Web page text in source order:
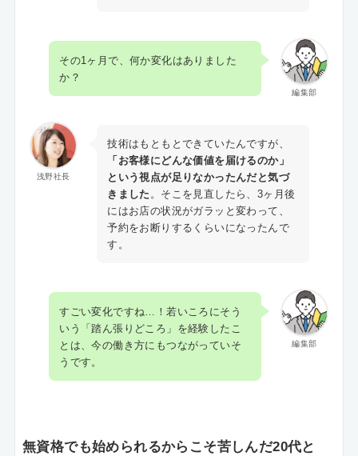
編集部
その1ヶ月で、何か変化はありました
か？
浅野社長
技術はもともとできていたんですが、
「お客様にどんな価値を届けるのか」
という視点が足りなかったんだと気づ
きました 。そこを見直したら、3ヶ月後
にはお店の状況がガラッと変わって、
予約をお断りするくらいになったんで
す。
編集部
すごい変化ですね…！若いころにそう
いう「踏ん張りどころ」を経験したこ
とは、今の働き方にもつながっていそ
うです。
無資格でも始められるからこそ苦しんだ20代と